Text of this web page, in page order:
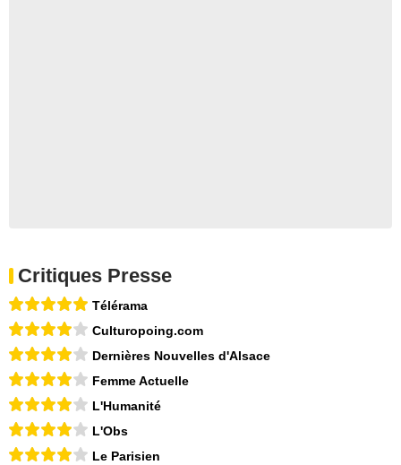
Critiques Presse
Télérama
Culturopoing.com
Dernières Nouvelles d'Alsace
Femme Actuelle
L'Humanité
L'Obs
Le Parisien